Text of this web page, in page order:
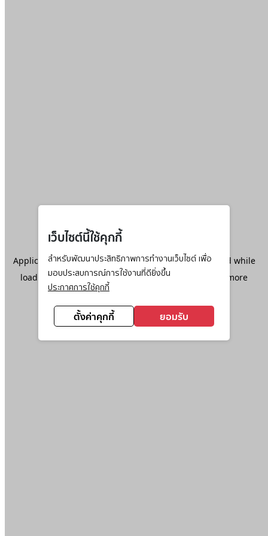
เว็บไซต์นี้ใช้คุกกี้
สำหรับพัฒนาประสิทธิภาพการทำงานเว็บไซต์ เพื่อ
มอบประสบการณ์การใช้งานที่ดียิ่งขึ้น
ประกาศการใช้คุกกี้
ตั้งค่าคุกกี้ ยอมรับ
Application error: aclient-side exception has occurred while
loadingwww.ktc.co.th(see the browser console
for more
information).